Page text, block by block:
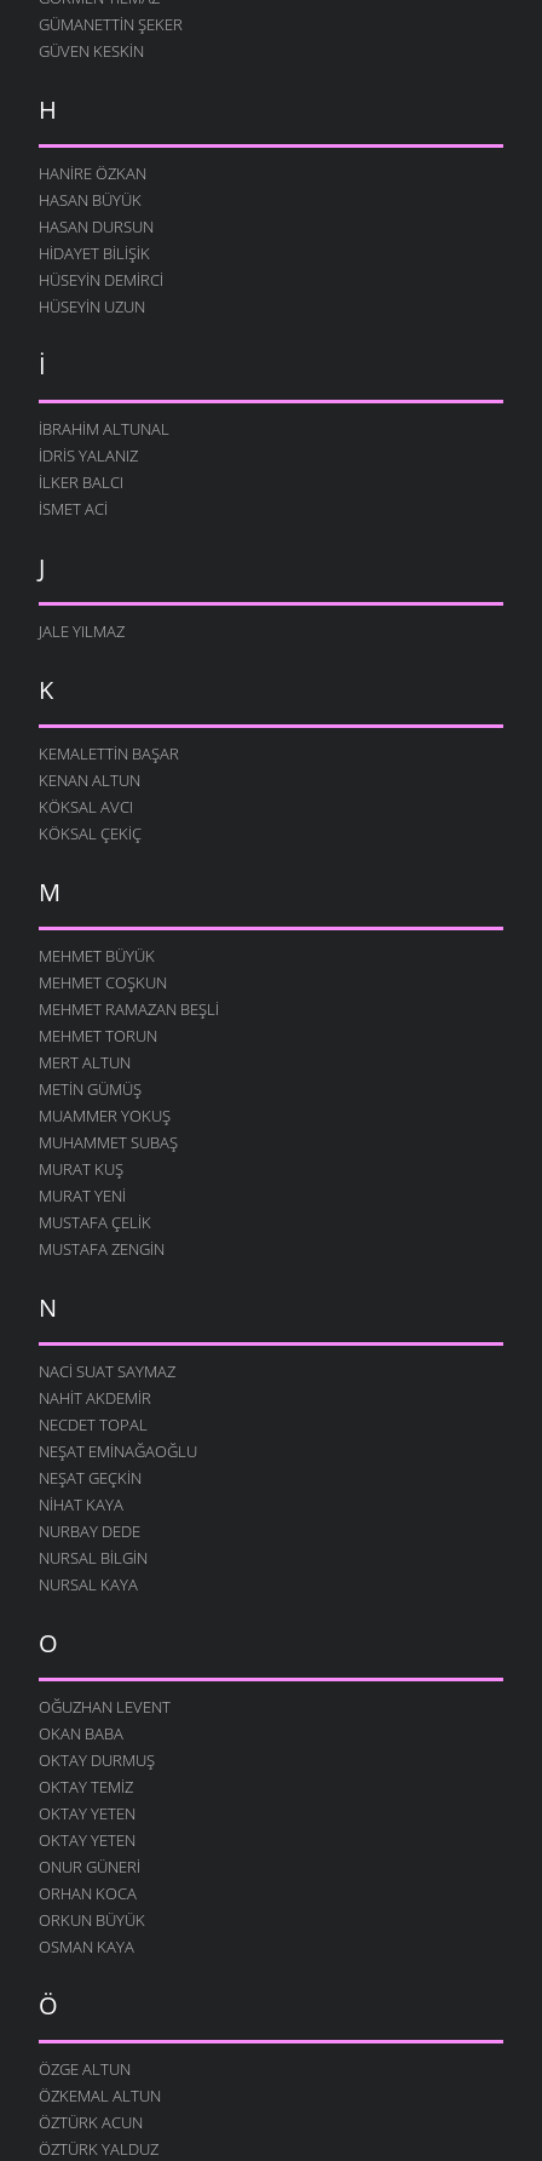
GÜMANETTIN ŞEKER
GÜVEN KESKIN
H
HANIRE ÖZKAN
HASAN BÜYÜK
HASAN DURSUN
HIDAYET BILIŞIK
HÜSEYIN DEMIRCI
HÜSEYIN UZUN
İ
İBRAHIM ALTUNAL
İDRIS YALANIZ
İLKER BALCI
İSMET ACI
J
JALE YILMAZ
K
KEMALETTIN BAŞAR
KENAN ALTUN
KÖKSAL AVCI
KÖKSAL ÇEKIÇ
M
MEHMET BÜYÜK
MEHMET COŞKUN
MEHMET RAMAZAN BEŞLI
MEHMET TORUN
MERT ALTUN
METIN GÜMÜŞ
MUAMMER YOKUŞ
MUHAMMET SUBAŞ
MURAT KUŞ
MURAT YENI
MUSTAFA ÇELIK
MUSTAFA ZENGIN
N
NACI SUAT SAYMAZ
NAHIT AKDEMIR
NECDET TOPAL
NEŞAT EMINAĞAOĞLU
NEŞAT GEÇKIN
NIHAT KAYA
NURBAY DEDE
NURSAL BILGIN
NURSAL KAYA
O
OĞUZHAN LEVENT
OKAN BABA
OKTAY DURMUŞ
OKTAY TEMIZ
OKTAY YETEN
OKTAY YETEN
ONUR GÜNERI
ORHAN KOCA
ORKUN BÜYÜK
OSMAN KAYA
Ö
ÖZGE ALTUN
ÖZKEMAL ALTUN
ÖZTÜRK ACUN
ÖZTÜRK YALDUZ